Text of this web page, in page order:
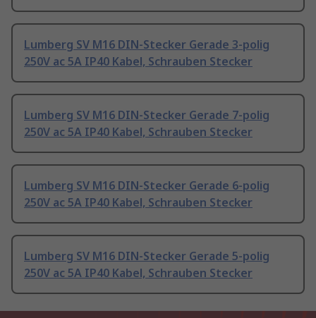
Lumberg SV M16 DIN-Stecker Gerade 3-polig
250V ac 5A IP40 Kabel, Schrauben Stecker
Lumberg SV M16 DIN-Stecker Gerade 7-polig
250V ac 5A IP40 Kabel, Schrauben Stecker
Lumberg SV M16 DIN-Stecker Gerade 6-polig
250V ac 5A IP40 Kabel, Schrauben Stecker
Lumberg SV M16 DIN-Stecker Gerade 5-polig
250V ac 5A IP40 Kabel, Schrauben Stecker